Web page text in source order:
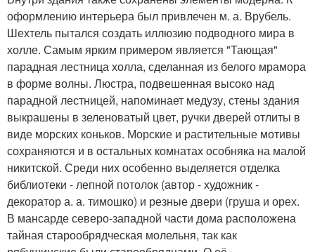
оформлению интерьера был привлечен м. а. Врубель.
Шехтель пытался создать иллюзию подводного мира в
холле. Самым ярким примером является "Тающая"
парадная лестница холла, сделанная из белого мрамора
в форме волны. Люстра, подвешенная высоко над
парадной лестницей, напоминает медузу, стены здания
выкрашены в зеленоватый цвет, ручки дверей отлиты в
виде морских коньков. Морские и растительные мотивы
сохраняются и в остальных комнатах особняка на малой
никитской. Среди них особенно выделяется отделка
библиотеки - лепной потолок (автор - художник -
декоратор а. а. тимошко) и резные двери (груша и орех.
В мансарде северо-западной части дома расположена
тайная старообрядческая молельня, так как